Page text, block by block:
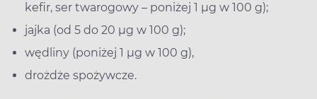
kefir, ser twarogowy – poniżej 1 µg w 100 g);
jajka (od 5 do 20 µg w 100 g);
wędliny (poniżej 1 µg w 100 g),
drożdże spożywcze.